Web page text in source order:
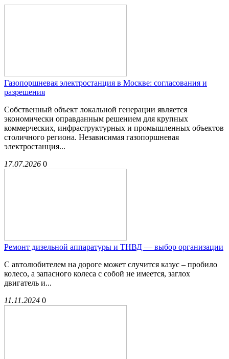
Газопоршневая электростанция в Москве: согласования и
разрешения
Собственный объект локальной генерации является
экономически оправданным решением для крупных
коммерческих, инфраструктурных и промышленных объектов
столичного региона. Независимая газопоршневая
электростанция...
17.07.2026 0
Ремонт дизельной аппаратуры и ТНВД — выбор организации
С автолюбителем на дороге может случится казус – пробило
колесо, а запасного колеса с собой не имеется, заглох
двигатель и...
11.11.2024 0